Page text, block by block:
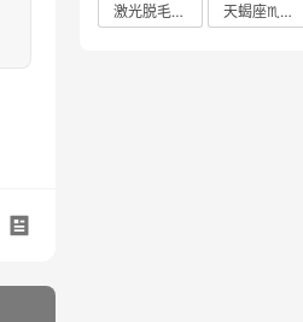
激光脱毛价格
天蝎座♏️女生